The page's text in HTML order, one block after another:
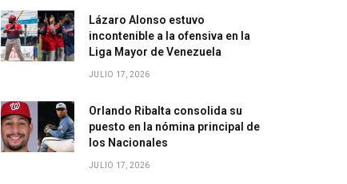
Lázaro Alonso estuvo
incontenible a la ofensiva en la
Liga Mayor de Venezuela
JULIO 17, 2026
Orlando Ribalta consolida su
puesto en la nómina principal de
los Nacionales
JULIO 17, 2026